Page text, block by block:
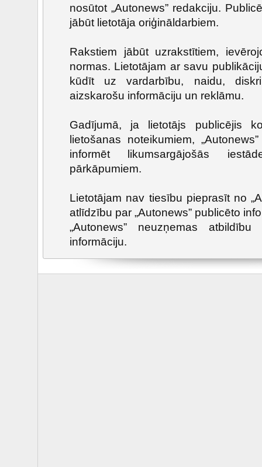
nosūtot „Autonews” redakciju.
jābūt lietotāja oriģināldarbiem.
Rakstiem jābūt uzrakstītiem,
normas. Lietotājam ar savu
kūdīt uz vardarbību, naidu,
aizskarošu informāciju un reklāmu.
Gadījumā, ja lietotājs publicējis
lietošanas noteikumiem,
informēt likumsargājošās
pārkāpumiem.
Lietotājam nav tiesību pieprasīt no
atlīdzību par „Autonews” publicēto
„Autonews” neuzņemas
informāciju.